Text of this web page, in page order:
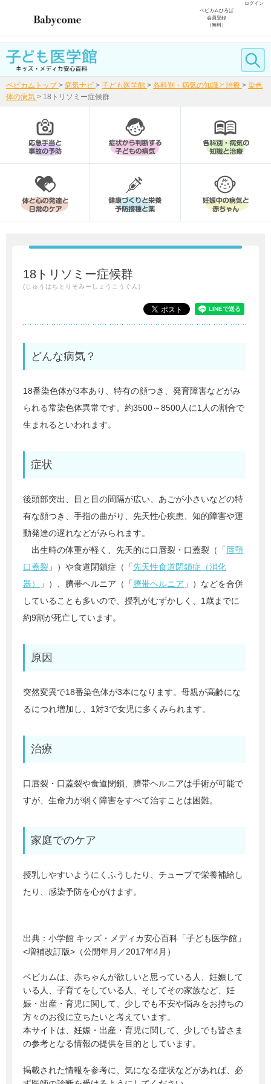
ログイン
ベビカムひろば
会員登録
（無料）
ベビカムトップ > 病気ナビ > 子ども医学館 > 各科別・病気の知識と治療 > 染色
体の病気 > 18トリソミー症候群
18トリソミー症候群
(じゅうはちとりそみーしょうこうぐん)
どんな病気？
18番染色体が3本あり、特有の顔つき、発育障害などがみ
られる常染色体異常です。約3500～8500人に1人の割合で
生まれるといわれます。
症状
後頭部突出、目と目の間隔が広い、あごが小さいなどの特
有な顔つき、手指の曲がり、先天性心疾患、知的障害や運
動発達の遅れなどがみられます。
出生時の体重が軽く、先天的に口唇裂・口蓋裂（「唇顎
口蓋裂 」）や食道閉鎖症（「先天性食道閉鎖症（消化
器）
」）、臍帯ヘルニア（「臍帯ヘルニア 」）などを合併
していることも多いので、授乳がむずかしく、1歳までに
約9割が死亡しています。
原因
突然変異で18番染色体が3本になります。母親が高齢にな
るにつれ増加し、1対3で女児に多くみられます。
治療
口唇裂・口蓋裂や食道閉鎖、臍帯ヘルニアは手術が可能で
すが、生命力が弱く障害をすべて治すことは困難。
家庭でのケア
授乳しやすいようにくふうしたり、チューブで栄養補給し
たり、感染予防を心がけます。
出典： 小学館 キッズ・メディカ安心百科「子ども医学館」
<増補改訂版>（公開年月／2017年4月）
ベビカムは、赤ちゃんが欲しいと思っている人、妊娠して
いる人、子育てをしている人、そしてその家族など、妊
娠・出産・育児に関して、少しでも不安や悩みをお持ちの
方々のお役に立ちたいと考えています。
本サイトは、妊娠・出産・育児に関して、少しでも皆さま
の参考となる情報の提供を目的としています。
掲載された情報を参考に、気になる症状などがあれば、必